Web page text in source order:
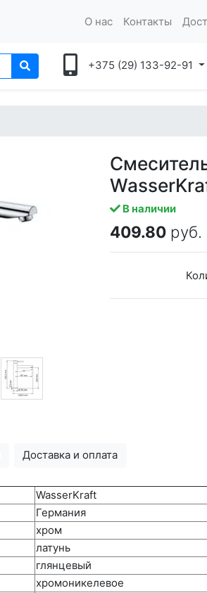
О нас Контакты
+375 (29) 133-92-91
В наличии
409.80 руб.
Доставка и оплата
WasserKraft
Германия
хром
латунь
глянцевый
хромоникелевое